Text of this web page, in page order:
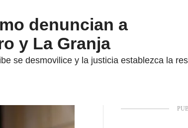
denuncian a
y La Granja
se desmovilice y la justicia establezca la